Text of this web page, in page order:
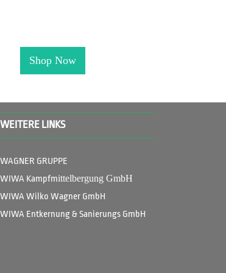
Shop Now
WEITERE LINKS
WAGNER GRUPPE
WIWA Kampfmittelbergung GmbH
WIWA Wilko Wagner GmbH
WIWA Entkernung & Sanierungs GmbH